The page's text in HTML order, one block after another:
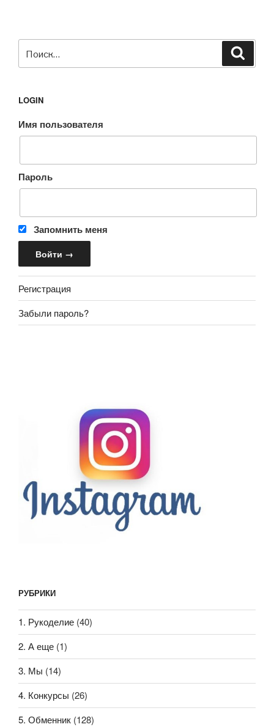
LOGIN
Имя пользователя
Пароль
Запомнить меня
Регистрация
Забыли пароль?
РУБРИКИ
1. Рукоделие (40)
2. А еще (1)
3. Мы (14)
4. Конкурсы (26)
5. Обменник (128)